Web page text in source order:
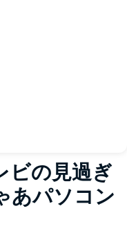
ビの見過ぎ
あパソコン